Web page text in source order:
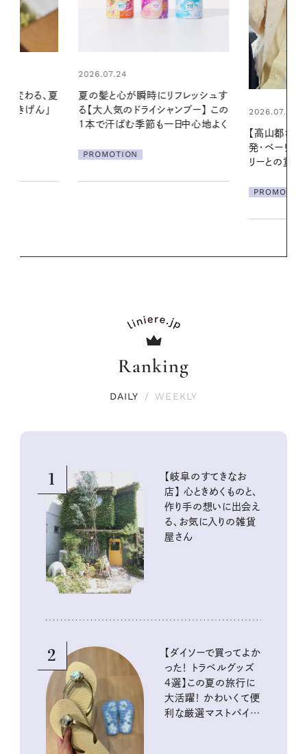
レッシュす
プー】 この
2026.07.21
リーとの重ねづけも素敵な大人の
2026.06.01
える夜の爽
Ranking
DAILY / WEEKLY
1
【岐阜のすてきなお
店】 心ときめくものと、
作り手の想いに出会え
る、お気に入りの雑貨
屋さん
2
【ダイソーで買ってよか
った！ トラベルグッズ
4選】この夏の旅行に
大活躍！ かわいくて便
利な厳選マストバイア